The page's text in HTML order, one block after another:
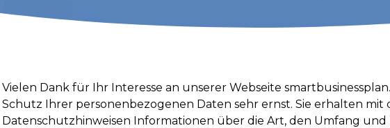
Vielen Dank für Ihr Interesse an unserer Webseite
Schutz Ihrer personenbezogenen Daten sehr ernst. Sie erhalten mit
Datenschutzhinweisen Informationen über die Art, den Umfang und